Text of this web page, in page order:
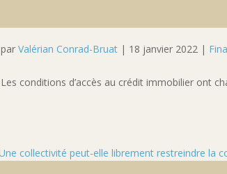
parValérian Conrad-Bruat | 18 janvier 2022 |
Les conditions d’accès au crédit immobilier ont